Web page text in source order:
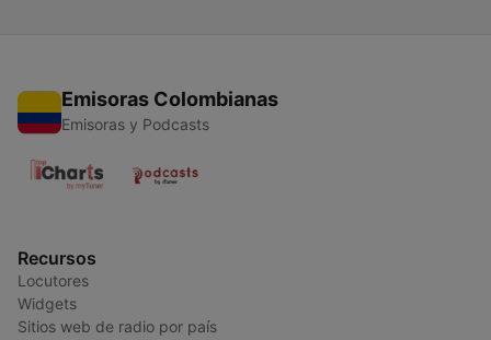
Emisoras Colombianas
Emisoras y Podcasts
Recursos
Locutores
Widgets
Sitios web de radio por país